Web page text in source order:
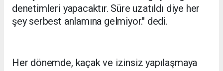
denetimleri yapacaktır. Süre uzatıldı diye her
şey serbest anlamına gelmiyor." dedi.
Her dönemde, kaçak ve izinsiz yapılaşmaya